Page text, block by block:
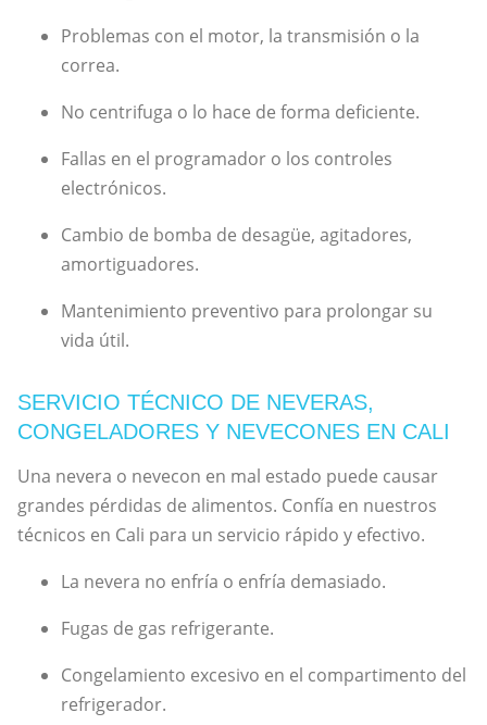
Problemas con el motor, la transmisión o la
correa.
No centrifuga o lo hace de forma deficiente.
Fallas en el programador o los controles
electrónicos.
Cambio de bomba de desagüe, agitadores,
amortiguadores.
Mantenimiento preventivo para prolongar su
vida útil.
SERVICIO TÉCNICO DE NEVERAS,
CONGELADORES Y NEVECONES EN CALI
Una nevera o nevecon en mal estado puede causar
grandes pérdidas de alimentos. Confía en nuestros
técnicos en Cali para un servicio rápido y efectivo.
La nevera no enfría o enfría demasiado.
Fugas de gas refrigerante.
Congelamiento excesivo en el compartimento del
refrigerador.